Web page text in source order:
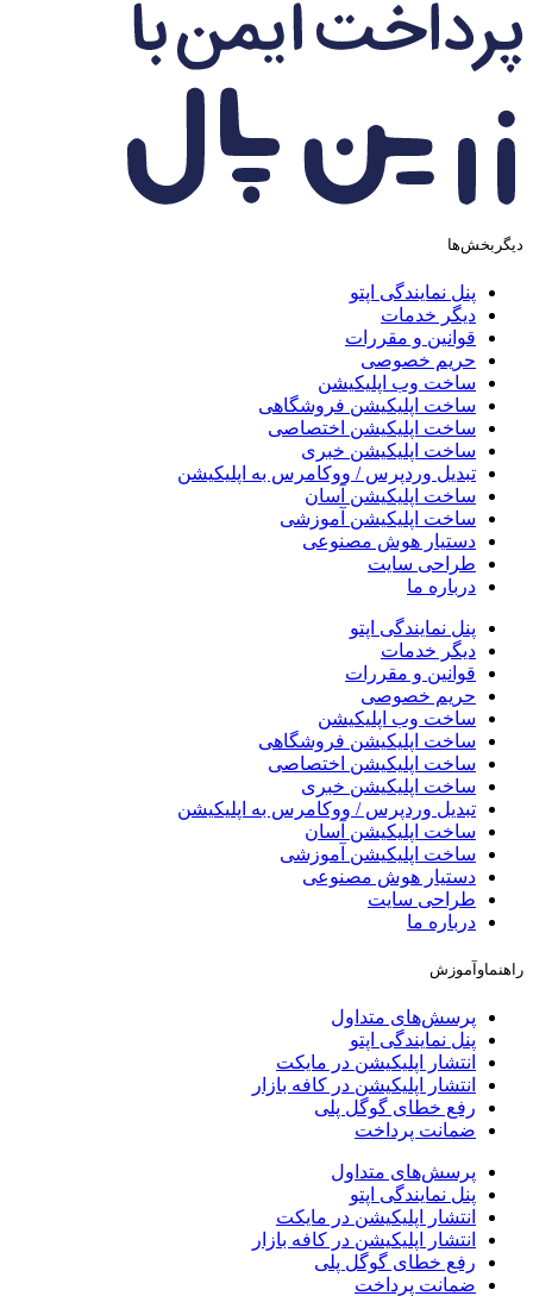
پنل نمایندگی اپتو
دیگر خدمات
قوانین و مقررات
حریم خصوصی
ساخت وب اپلیکیشن
ساخت اپلیکیشن فروشگاهی
ساخت اپلیکیشن اختصاصی
ساخت اپلیکیشن خبری
تبدیل وردپرس / ووکامرس به اپلیکیشن
ساخت اپلیکیشن آسان
ساخت اپلیکیشن آموزشی
دستیار هوش مصنوعی
طراحی سایت
درباره ما
پنل نمایندگی اپتو
دیگر خدمات
قوانین و مقررات
حریم خصوصی
ساخت وب اپلیکیشن
ساخت اپلیکیشن فروشگاهی
ساخت اپلیکیشن اختصاصی
ساخت اپلیکیشن خبری
تبدیل وردپرس / ووکامرس به اپلیکیشن
ساخت اپلیکیشن آسان
ساخت اپلیکیشن آموزشی
دستیار هوش مصنوعی
طراحی سایت
درباره ما
پرسش‌های متداول
پنل نمایندگی اپتو
انتشار اپلیکیشن در مایکت
انتشار اپلیکیشن در کافه بازار
رفع خطای گوگل پلی
ضمانت پرداخت
پرسش‌های متداول
پنل نمایندگی اپتو
انتشار اپلیکیشن در مایکت
انتشار اپلیکیشن در کافه بازار
رفع خطای گوگل پلی
ضمانت پرداخت